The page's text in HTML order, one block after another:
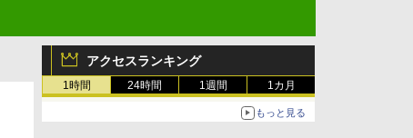
アクセスランキング
1時間 24時間 1週間 1カ月
もっと見る